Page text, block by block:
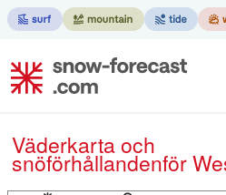
Väderkarta och
snöförhållandenför